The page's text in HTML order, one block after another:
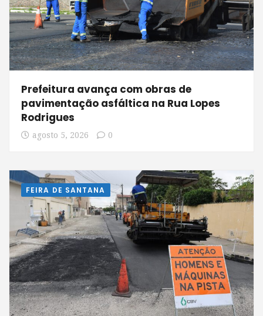
Prefeitura avança com obras de
pavimentação asfáltica na Rua Lopes
Rodrigues
agosto 5, 2026 0
FEIRA DE SANTANA